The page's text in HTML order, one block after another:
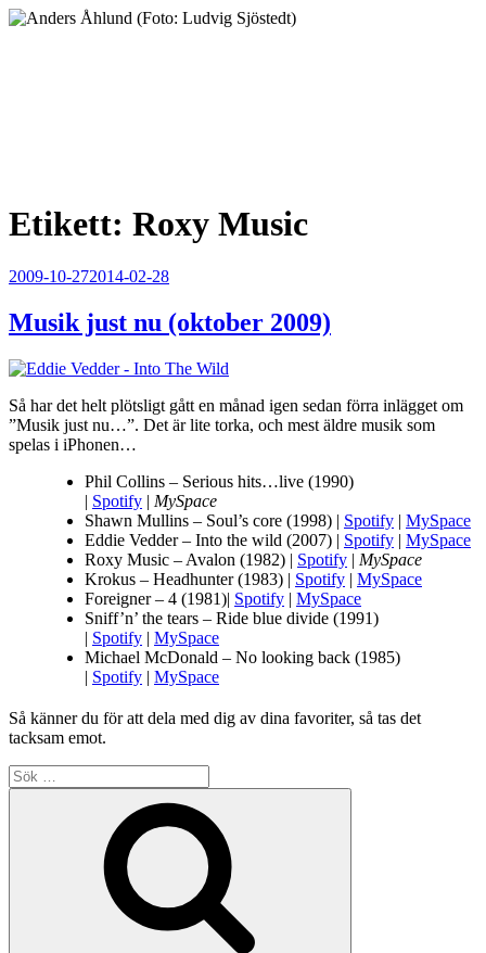
Hoppa
Etikett: Roxy Music
Publicerat
2009-10-272014-02-28
Musik just nu (oktober 2009)
Så har det helt plötsligt gått en månad igen sedan förra inlägget om
”Musik just nu…”. Det är lite torka, och mest äldre musik som
spelas i iPhonen…
Phil Collins – Serious hits…live (1990)
| Spotify | MySpace
Shawn Mullins – Soul’s core (1998) | Spotify | MySpace
Eddie Vedder – Into the wild (2007) | Spotify | MySpace
Roxy Music – Avalon (1982) | Spotify | MySpace
Krokus – Headhunter (1983) | Spotify | MySpace
Foreigner – 4 (1981)| Spotify | MySpace
Sniff’n’ the tears – Ride blue divide (1991)
| Spotify | MySpace
Michael McDonald – No looking back (1985)
| Spotify | MySpace
Så känner du för att dela med dig av dina favoriter, så tas det
tacksam emot.
Sök
efter: